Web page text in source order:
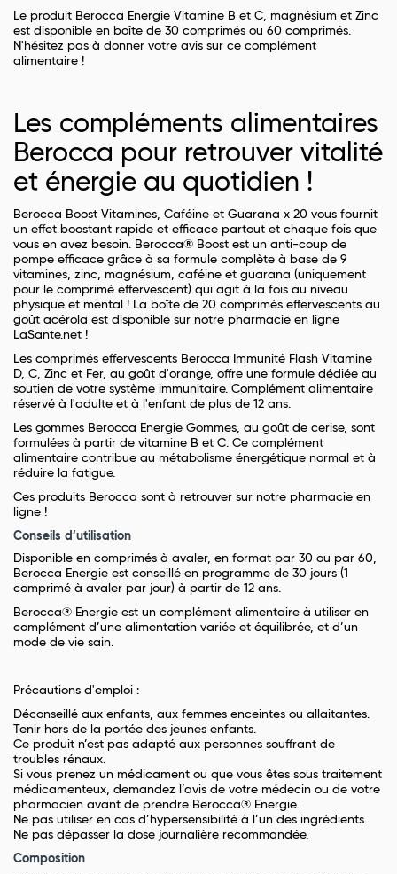
Le produit Berocca Energie Vitamine B et C, magnésium et Zinc
est disponible en boîte de 30 comprimés ou 60 comprimés.
N'hésitez pas à donner votre avis sur ce complément
alimentaire !
Les compléments alimentaires
Berocca pour retrouver vitalité
et énergie au quotidien !
Berocca Boost Vitamines, Caféine et Guarana x 20 vous fournit
un effet boostant rapide et efficace partout et chaque fois que
vous en avez besoin. Berocca® Boost est un anti-coup de
pompe efficace grâce à sa formule complète à base de 9
vitamines, zinc, magnésium, caféine et guarana (uniquement
pour le comprimé effervescent) qui agit à la fois au niveau
physique et mental ! La boîte de 20 comprimés effervescents au
goût acérola est disponible sur notre pharmacie en ligne
LaSante.net !
Les comprimés effervescents Berocca Immunité Flash Vitamine
D, C, Zinc et Fer, au goût d'orange, offre une formule dédiée au
soutien de votre système immunitaire. Complément alimentaire
réservé à l'adulte et à l'enfant de plus de 12 ans.
Les gommes Berocca Energie Gommes, au goût de cerise, sont
formulées à partir de vitamine B et C. Ce complément
alimentaire contribue au métabolisme énergétique normal et à
réduire la fatigue.
Ces produits Berocca sont à retrouver sur notre pharmacie en
ligne !
Conseils d’utilisation
Disponible en comprimés à avaler, en format par 30 ou par 60,
Berocca Energie est conseillé en programme de 30 jours (1
comprimé à avaler par jour) à partir de 12 ans.
Berocca® Energie est un complément alimentaire à utiliser en
complément d’une alimentation variée et équilibrée, et d’un
mode de vie sain.
Précautions d'emploi :
Déconseillé aux enfants, aux femmes enceintes ou allaitantes.
Tenir hors de la portée des jeunes enfants.
Ce produit n’est pas adapté aux personnes souffrant de
troubles rénaux.
Si vous prenez un médicament ou que vous êtes sous traitement
médicamenteux, demandez l’avis de votre médecin ou de votre
pharmacien avant de prendre Berocca® Energie.
Ne pas utiliser en cas d’hypersensibilité à l’un des ingrédients.
Ne pas dépasser la dose journalière recommandée.
Composition